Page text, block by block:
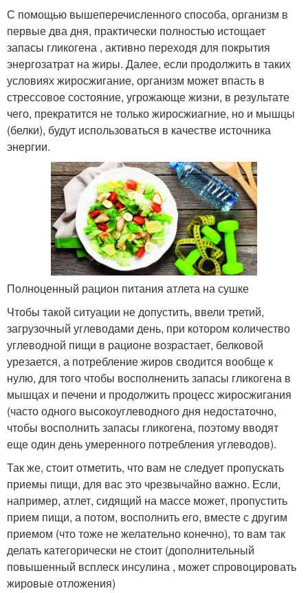
С помощью вышеперечисленного способа, организм в
первые два дня, практически полностью истощает
запасы гликогена , активно переходя для покрытия
энергозатрат на жиры. Далее, если продолжить в таких
условиях жиросжигание, организм может впасть в
стрессовое состояние, угрожающе жизни, в результате
чего, прекратится не только жиросжиагние, но и мышцы
(белки), будут использоваться в качестве источника
энергии.
Полноценный рацион питания атлета на сушке
Чтобы такой ситуации не допустить, ввели третий,
загрузочный углеводами день, при котором количество
углеводной пищи в рационе возрастает, белковой
урезается, а потребление жиров сводится вообще к
нулю, для того чтобы восполненить запасы гликогена в
мышцах и печени и продолжить процесс жиросжигания
(часто одного высокоуглеводного дня недостаточно,
чтобы восполнить запасы гликогена, поэтому вводят
еще один день умеренного потребления углеводов).
Так же, стоит отметить, что вам не следует пропускать
приемы пищи, для вас это чрезвычайно важно. Если,
например, атлет, сидящий на массе может, пропустить
прием пищи, а потом, восполнить его, вместе с другим
приемом (что тоже не желательно конечно), то вам так
делать категорически не стоит (дополнительный
повышенный всплеск инсулина , может спровоцировать
жировые отложения)